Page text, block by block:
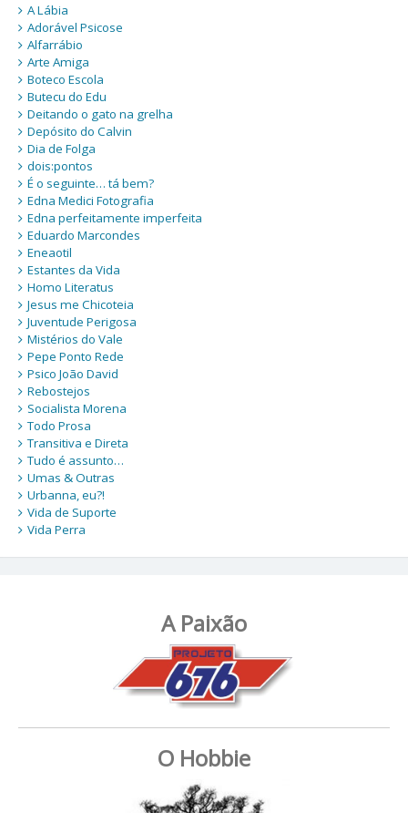
A Lábia
Adorável Psicose
Alfarrábio
Arte Amiga
Boteco Escola
Butecu do Edu
Deitando o gato na grelha
Depósito do Calvin
Dia de Folga
dois:pontos
É o seguinte… tá bem?
Edna Medici Fotografia
Edna perfeitamente imperfeita
Eduardo Marcondes
Eneaotil
Estantes da Vida
Homo Literatus
Jesus me Chicoteia
Juventude Perigosa
Mistérios do Vale
Pepe Ponto Rede
Psico João David
Rebostejos
Socialista Morena
Todo Prosa
Transitiva e Direta
Tudo é assunto…
Umas & Outras
Urbanna, eu?!
Vida de Suporte
Vida Perra
A Paixão
O Hobbie